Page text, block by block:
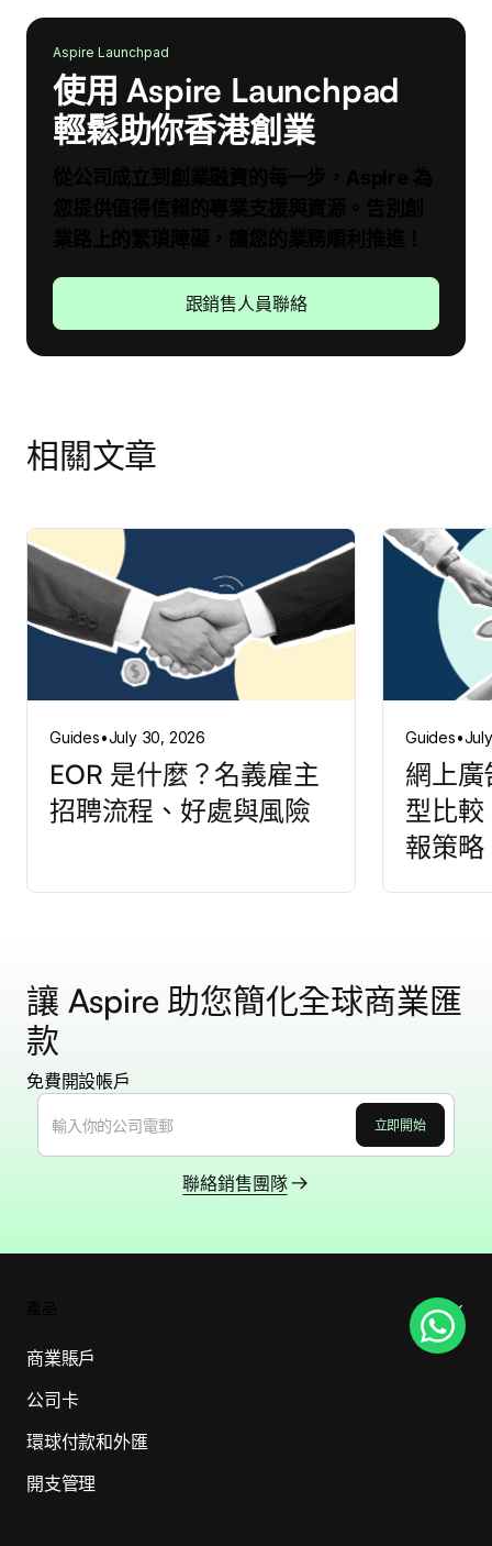
Aspire Launchpad
使用 Aspire Launchpad
輕鬆助你香港創業
跟銷售人員聯絡
相關文章
Guides•July 30, 2026
EOR 是什麼？名義雇主
招聘流程、好處與風險
Guides•
網上廣
型比較
報策略
讓 Aspire 助您簡化全球商業匯
款
免費開設帳戶
聯絡銷售團隊
商業賬戶
公司卡
環球付款和外匯
開支管理